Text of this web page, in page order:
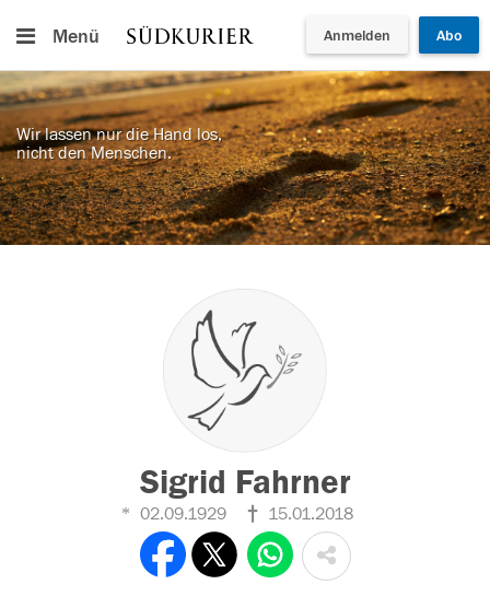
Menü Anmelden Abo
Wir lassen nur die Hand los,
nicht den Menschen.
Sigrid Fahrner
02.09.1929 15.01.2018